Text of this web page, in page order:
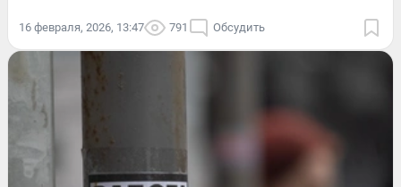
16 февраля, 2026, 13:47 791 Обсудить